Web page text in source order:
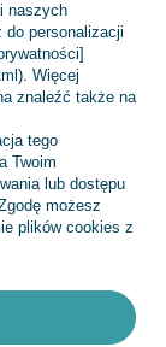
naszych
do personalizacji
Więcej
znaleźć także na
tego
Twoim
lub dostępu
możesz
plików cookies z